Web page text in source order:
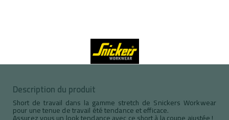
Description du produit
Short de travail dans la gamme stretch de Snickers Workwear
pour une tenue de travail été tendance et efficace.